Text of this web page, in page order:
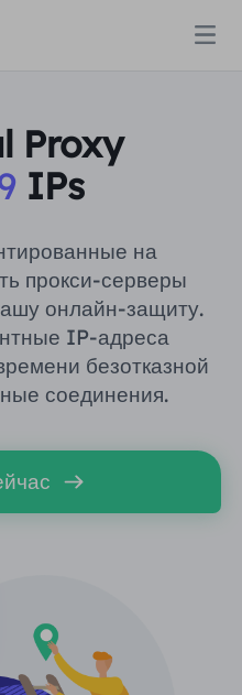
прокси
прокси
$0.8/ГБ
прокси
$0.28/IP/День
прокси
Proxy
IPs
на
прокси-серверы
онлайн-защиту.
IP-адреса
безотказной
соединения.